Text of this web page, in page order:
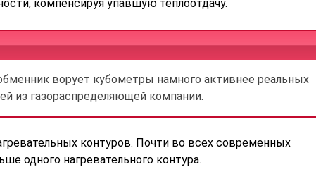
компенсируя упавшую теплоотдачу.
ворует кубометры намного активнее реальных
из газораспределяющей компании.
контуров. Почти во всех современных
одного нагревательного контура.